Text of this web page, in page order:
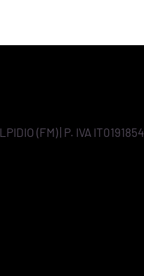
(FM) | P. IVA